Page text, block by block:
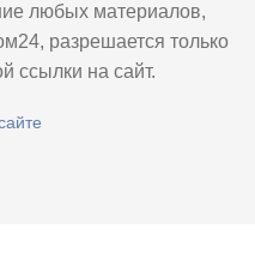
любых материалов,
разрешается только
ссылки на сайт.